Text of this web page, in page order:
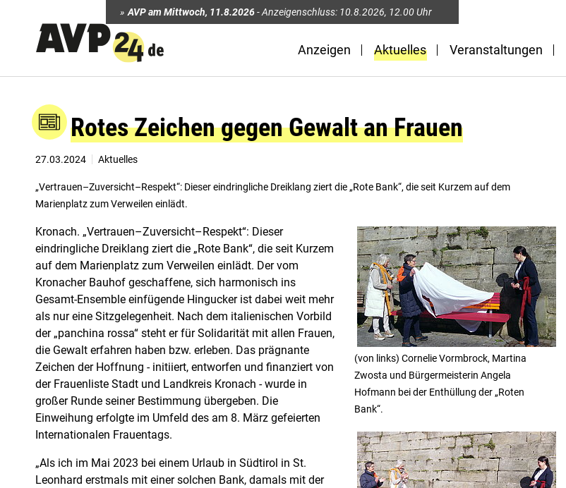
AVP am Mittwoch, 11.8.2026-Anzeigenschluss: 10.8.2026, 12.00 Uhr
Anzeigen Aktuelles Veranstaltungen
Rotes Zeichen gegen Gewalt an Frauen
27.03.2024 Aktuelles
„Vertrauen–Zuversicht–Respekt“: Dieser eindringliche Dreiklang ziert die „Rote Bank“, die seit Kurzem auf dem
Marienplatz zum Verweilen einlädt.
Kronach. „Vertrauen–Zuversicht–Respekt“: Dieser
eindringliche Dreiklang ziert die „Rote Bank“, die seit Kurzem
auf dem Marienplatz zum Verweilen einlädt. Der vom
Kronacher Bauhof geschaffene, sich harmonisch ins
Gesamt-Ensemble einfügende Hingucker ist dabei weit mehr
als nur eine Sitzgelegenheit. Nach dem italienischen Vorbild
der „panchina rossa“ steht er für Solidarität mit allen Frauen,
die Gewalt erfahren haben bzw. erleben. Das prägnante
Zeichen der Hoffnung - initiiert, entworfen und finanziert von
der Frauenliste Stadt und Landkreis Kronach - wurde in
großer Runde seiner Bestimmung übergeben. Die
Einweihung erfolgte im Umfeld des am 8. März gefeierten
Internationalen Frauentags.
„Als ich im Mai 2023 bei einem Urlaub in Südtirol in St.
Leonhard erstmals mit einer solchen Bank, damals mit der
(von links) Cornelie Vormbrock, Martina
Zwosta und Bürgermeisterin Angela
Hofmann bei der Enthüllung der „Roten
Bank“.